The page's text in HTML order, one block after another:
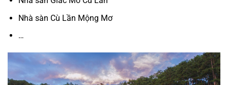
Nhà sàn Cù Lần Mộng Mơ
…